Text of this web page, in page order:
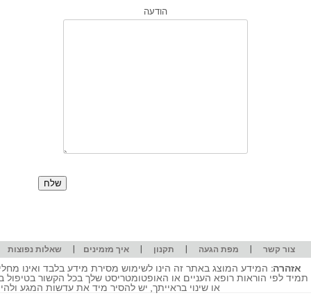
הודעה
צור קשר | מפת הגעה | תקנון |איך מזמינים | שאלות נפוצות
אזהרה: המידע המוצג באתר זה הינו לשימוש מסירת מידע בלבד ואינו
תמיד לפי הוראות רופא העניים או האופטומטריסט שלך בכל הקשור
או שינוי בראייתך, יש להסיר מיד את עדשות המגע